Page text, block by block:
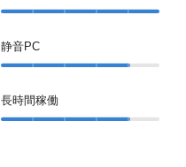
静音PC
長時間稼働